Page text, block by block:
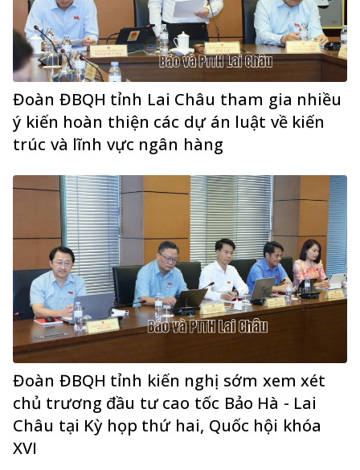
Đoàn ĐBQH tỉnh Lai Châu tham gia nhiều
ý kiến hoàn thiện các dự án luật về kiến
trúc và lĩnh vực ngân hàng
Đoàn ĐBQH tỉnh kiến nghị sớm xem xét
chủ trương đầu tư cao tốc Bảo Hà - Lai
Châu tại Kỳ họp thứ hai, Quốc hội khóa
XVI